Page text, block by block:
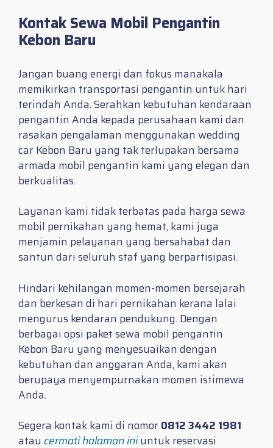
Kontak Sewa Mobil Pengantin
Kebon Baru
Jangan buang energi dan fokus manakala
memikirkan transportasi pengantin untuk hari
terindah Anda. Serahkan kebutuhan kendaraan
pengantin Anda kepada perusahaan kami dan
rasakan pengalaman menggunakan wedding
car Kebon Baru yang tak terlupakan bersama
armada mobil pengantin kami yang elegan dan
berkualitas.
Layanan kami tidak terbatas pada harga sewa
mobil pernikahan yang hemat, kami juga
menjamin pelayanan yang bersahabat dan
santun dari seluruh staf yang berpartisipasi.
Hindari kehilangan momen-momen bersejarah
dan berkesan di hari pernikahan kerana lalai
mengurus kendaran pendukung. Dengan
berbagai opsi paket sewa mobil pengantin
Kebon Baru yang menyesuaikan dengan
kebutuhan dan anggaran Anda, kami akan
berupaya menyempurnakan momen istimewa
Anda.
Segera kontak kami di nomor0812 3442 1981
atau cermati halaman iniuntuk reservasi